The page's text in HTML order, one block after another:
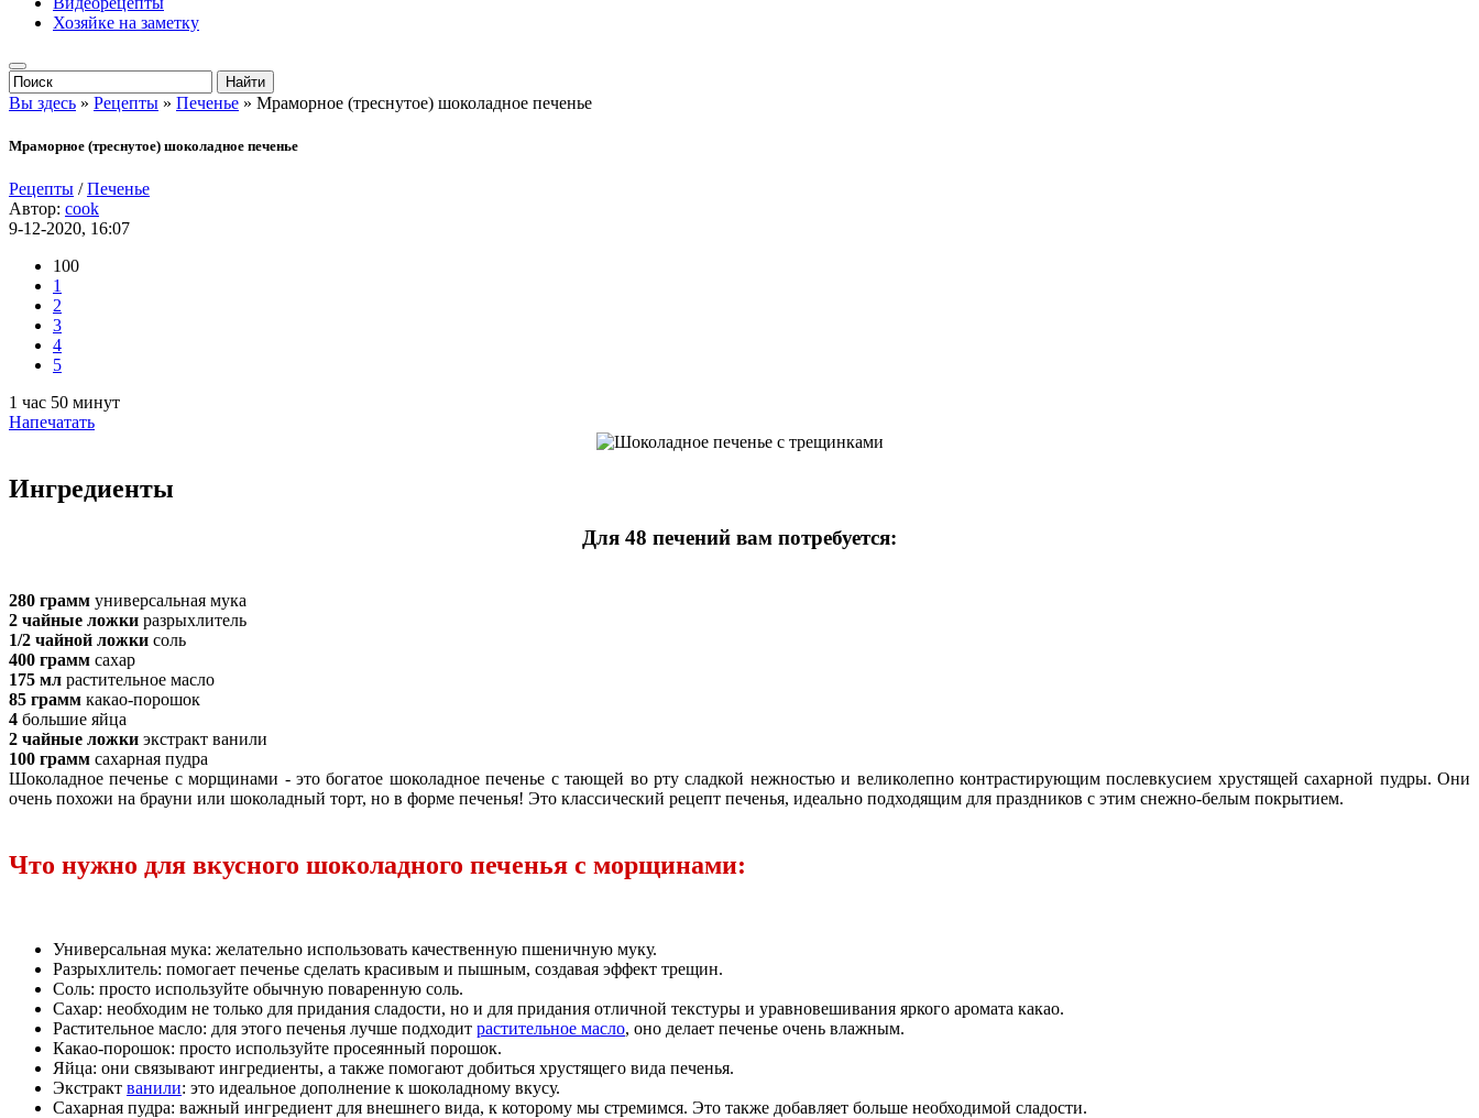
Хозяйке на заметку
Вы здесь » Рецепты » Печенье » Мраморное (треснутое) шоколадное печенье
Мраморное (треснутое) шоколадное печенье
Рецепты /Печенье
Автор: cook
9-12-2020, 16:07
100
1
2
3
4
5
1 час 50 минут
Напечатать
Ингредиенты
Для 48 печений вам потребуется:
280 грамм универсальная мука
2 чайные ложки разрыхлитель
1/2 чайной ложки соль
400 грамм сахар
175 мл растительное масло
85 грамм какао-порошок
4 большие яйца
2 чайные ложки экстракт ванили
100 грамм сахарная пудра
Шоколадное печенье с морщинами - это богатое шоколадное печенье с тающей во рту сладкой нежностью и великолепно контрастирующим послевкусием хрустящей сахарной пудры. Они
очень похожи на брауни или шоколадный торт, но в форме печенья! Это классический рецепт печенья, идеально подходящим для праздников с этим снежно-белым покрытием.
Что нужно для вкусного шоколадного печенья с морщинами:
Универсальная мука: желательно использовать качественную пшеничную муку.
Разрыхлитель: помогает печенье сделать красивым и пышным, создавая эффект трещин.
Соль: просто используйте обычную поваренную соль.
Сахар: необходим не только для придания сладости, но и для придания отличной текстуры и уравновешивания яркого аромата какао.
Растительное масло: для этого печенья лучше подходит растительное масло, оно делает печенье очень влажным.
Какао-порошок: просто используйте просеянный порошок.
Яйца: они связывают ингредиенты, а также помогают добиться хрустящего вида печенья.
Экстракт ванили: это идеальное дополнение к шоколадному вкусу.
Сахарная пудра: важный ингредиент для внешнего вида, к которому мы стремимся. Это также добавляет больше необходимой сладости.